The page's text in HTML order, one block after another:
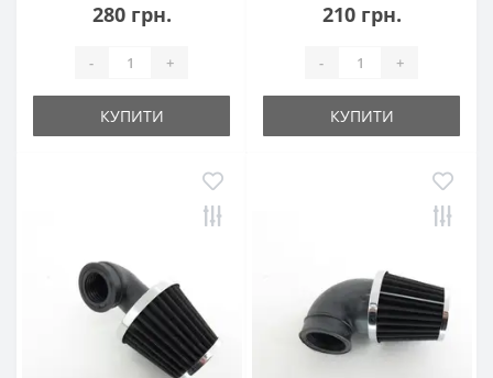
280 грн.
- +
КУПИТИ
210 грн.
- +
КУПИТИ